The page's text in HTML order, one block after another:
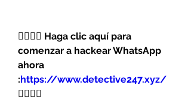
👉🏻👉🏻 Haga clic aquí para
comenzar a hackear WhatsApp
ahora
:https://www.detective247.xyz/
👈🏻👈🏻